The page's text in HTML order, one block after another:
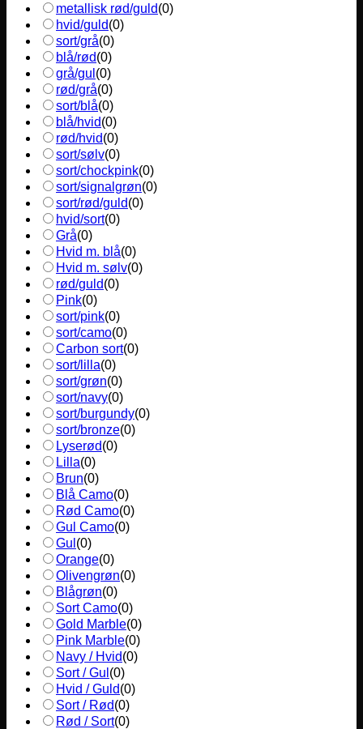
metallisk rød/guld(0)
hvid/guld(0)
sort/grå(0)
blå/rød(0)
grå/gul (0)
rød/grå(0)
sort/blå(0)
blå/hvid(0)
rød/hvid(0)
sort/sølv(0)
sort/chockpink(0)
sort/signalgrøn(0)
sort/rød/guld(0)
hvid/sort(0)
Grå(0)
Hvid m. blå(0)
Hvid m. sølv(0)
rød/guld(0)
Pink(0)
sort/pink(0)
sort/camo(0)
Carbon sort(0)
sort/lilla(0)
sort/grøn(0)
sort/navy(0)
sort/burgundy(0)
sort/bronze(0)
Lyserød(0)
Lilla(0)
Brun(0)
Blå Camo(0)
Rød Camo(0)
Gul Camo(0)
Gul (0)
Orange(0)
Olivengrøn(0)
Blågrøn(0)
Sort Camo(0)
Gold Marble(0)
Pink Marble(0)
Navy / Hvid(0)
Sort / Gul (0)
Hvid / Guld(0)
Sort / Rød(0)
Rød / Sort(0)